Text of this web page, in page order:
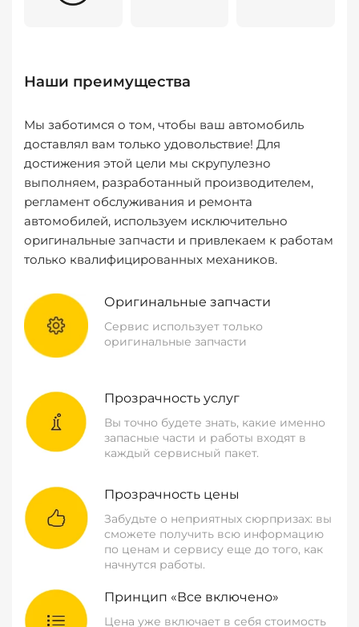
Наши преимущества
Мы заботимся о том, чтобы ваш автомобиль
доставлял вам только удовольствие! Для
достижения этой цели мы скрупулезно
выполняем, разработанный производителем,
регламент обслуживания и ремонта
автомобилей, используем исключительно
оригинальные запчасти и привлекаем к работам
только квалифицированных механиков.
Оригинальные запчасти
Сервис использует только
оригинальные запчасти
Прозрачность услуг
Вы точно будете знать, какие именно
запасные части и работы входят в
каждый сервисный пакет.
Прозрачность цены
Забудьте о неприятных сюрпризах: вы
сможете получить всю информацию
по ценам и сервису еще до того, как
начнутся работы.
Принцип «Все включено»
Цена уже включает в себя стоимость